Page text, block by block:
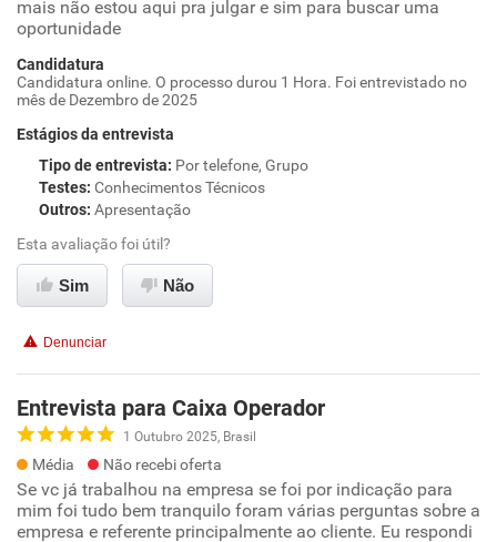
mais não estou aqui pra julgar e sim para buscar uma
oportunidade
Candidatura
Candidatura online. O processo durou 1 Hora. Foi entrevistado no
mês de Dezembro de 2025
Estágios da entrevista
Tipo de entrevista: Por telefone, Grupo
Testes: Conhecimentos Técnicos
Outros: Apresentação
Esta avaliação foi útil?
Sim Não
Denunciar
Entrevista para Caixa Operador
1 Outubro 2025, Brasil
Média Não recebi oferta
Se vc já trabalhou na empresa se foi por indicação para
mim foi tudo bem tranquilo foram várias perguntas sobre a
empresa e referente principalmente ao cliente. Eu respondi